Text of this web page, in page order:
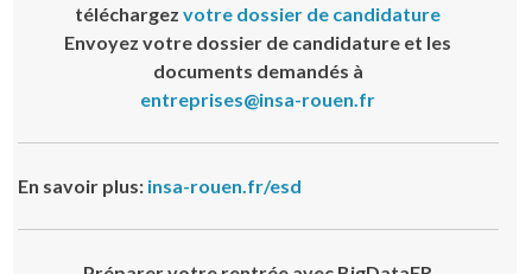
téléchargezvotre dossier de candidature
Envoyez votre dossier de candidature et les
documents demandés à
entreprises@insa-rouen.fr
En savoir plus: insa-rouen.fr/esd